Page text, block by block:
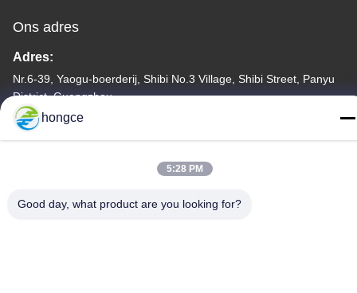
Ons adres
Adres:
Nr.6-39, Yaogu-boerderij, Shibi No.3 Village, Shibi Street, Panyu
District, Guangzhou
Tel.:
hongce
5:28 PM
Good day, what product are you looking for?